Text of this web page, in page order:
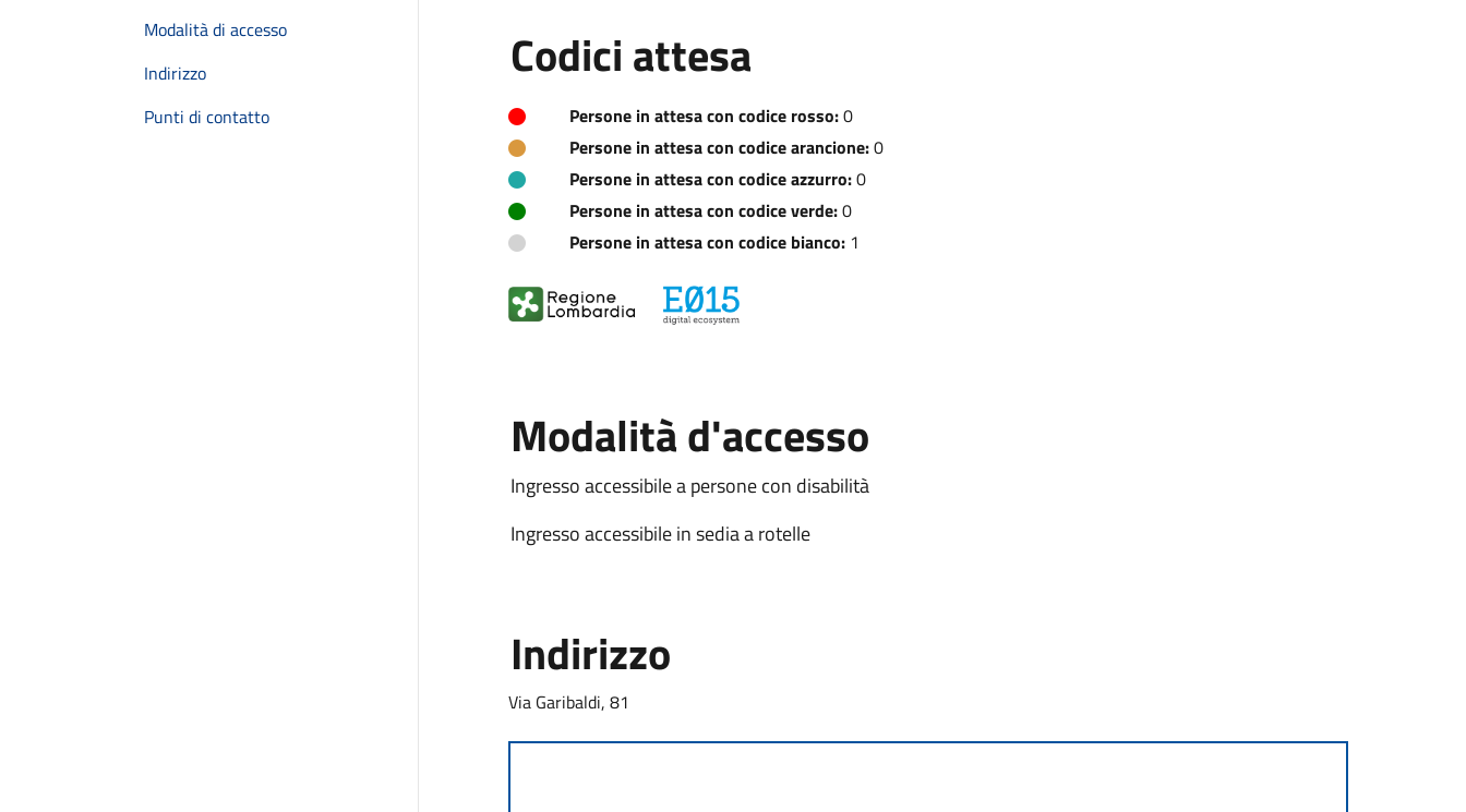
Modalità di accesso
Indirizzo
Punti di contatto
Codici attesa
Persone in attesa con codice rosso:0
Persone in attesa con codice arancione:0
Persone in attesa con codice azzurro:0
Persone in attesa con codice verde:0
Persone in attesa con codice bianco:1
Modalità d'accesso
Ingresso accessibile a persone con disabilità
Ingresso accessibile in sedia a rotelle
Indirizzo
Via Garibaldi, 81